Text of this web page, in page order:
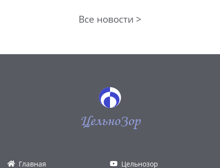
Все новости >
ЦельноЗор
Главная Цельнозор